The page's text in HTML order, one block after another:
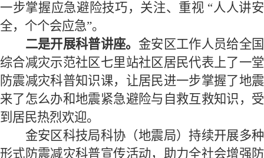
一步掌握应急避险技巧，关注、重视 “人人讲安
全，个个会应急”。
二是开展科普讲座。 金安区工作人员给全国
综合减灾示范社区七里站社区居民代表上了一堂
防震减灾科普知识课，让居民进一步掌握了地震
来了怎么办和地震紧急避险与自救互救知识，受
到居民热烈欢迎。
金安区科技局科协（地震局）持续开展多种
形式防震减灾科普宣传活动，助力全社会增强防